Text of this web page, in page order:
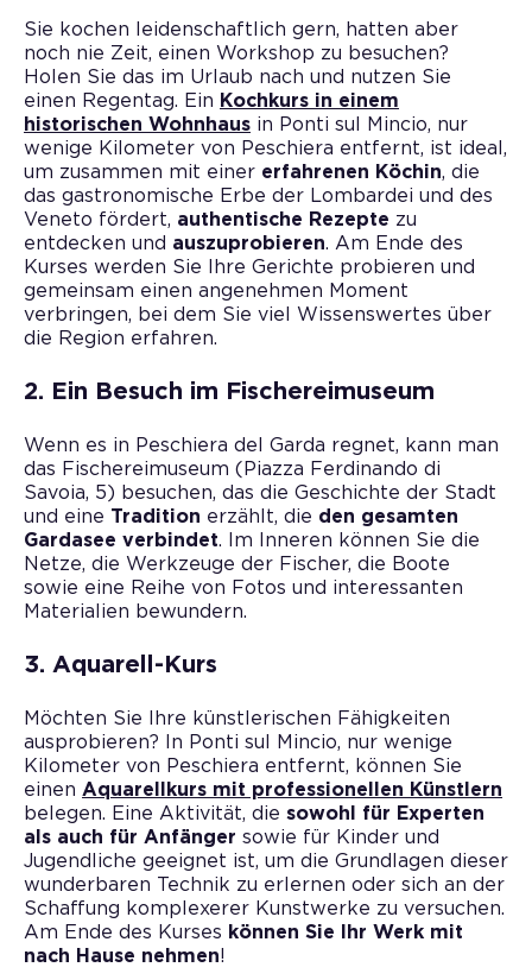
Sie kochen leidenschaftlich gern, hatten aber
noch nie Zeit, einen Workshop zu besuchen?
Holen Sie das im Urlaub nach und nutzen Sie
einen Regentag. Ein Kochkurs in einem
historischen Wohnhaus in Ponti sul Mincio, nur
wenige Kilometer von Peschiera entfernt, ist ideal,
um zusammen mit einer erfahrenen Köchin, die
das gastronomische Erbe der Lombardei und des
Veneto fördert, authentische Rezepte zu
entdecken und auszuprobieren. Am Ende des
Kurses werden Sie Ihre Gerichte probieren und
gemeinsam einen angenehmen Moment
verbringen, bei dem Sie viel Wissenswertes über
die Region erfahren.
2. Ein Besuch im Fischereimuseum
Wenn es in Peschiera del Garda regnet, kann man
das Fischereimuseum (Piazza Ferdinando di
Savoia, 5) besuchen, das die Geschichte der Stadt
und eine Tradition erzählt, die den gesamten
Gardasee verbindet. Im Inneren können Sie die
Netze, die Werkzeuge der Fischer, die Boote
sowie eine Reihe von Fotos und interessanten
Materialien bewundern.
3. Aquarell-Kurs
Möchten Sie Ihre künstlerischen Fähigkeiten
ausprobieren? In Ponti sul Mincio, nur wenige
Kilometer von Peschiera entfernt, können Sie
einen Aquarellkurs mit professionellen Künstlern
belegen. Eine Aktivität, die sowohl für Experten
als auch für Anfänger sowie für Kinder und
Jugendliche geeignet ist, um die Grundlagen dieser
wunderbaren Technik zu erlernen oder sich an der
Schaffung komplexerer Kunstwerke zu versuchen.
Am Ende des Kurses können Sie Ihr Werk mit
nach Hause nehmen!